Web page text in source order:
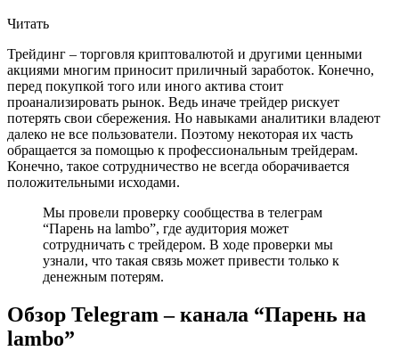
Читать
Трейдинг – торговля криптовалютой и другими ценными
акциями многим приносит приличный заработок. Конечно,
перед покупкой того или иного актива стоит
проанализировать рынок. Ведь иначе трейдер рискует
потерять свои сбережения. Но навыками аналитики владеют
далеко не все пользователи. Поэтому некоторая их часть
обращается за помощью к профессиональным трейдерам.
Конечно, такое сотрудничество не всегда оборачивается
положительными исходами.
Мы провели проверку сообщества в телеграм
“Парень на lambo”, где аудитория может
сотрудничать с трейдером. В ходе проверки мы
узнали, что такая связь может привести только к
денежным потерям.
Обзор Telegram – канала “Парень на
lambo”